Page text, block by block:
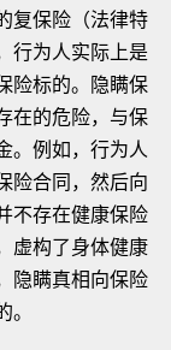
复保险（法律特
行为人实际上是
险标的。隐瞒保
在的危险，与保
。例如，行为人
险合同，然后向
不存在健康保险
虚构了身体健康
隐瞒真相向保险